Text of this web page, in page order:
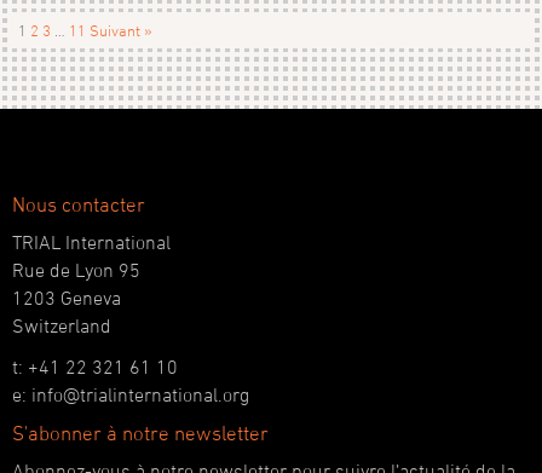
1 2 3 11 Suivant »
Nous contacter
TRIAL International
Rue de Lyon 95
1203 Geneva
Switzerland
t: +41 22 321 61 10
e: info@trialinternational.org
S'abonner à notre newsletter